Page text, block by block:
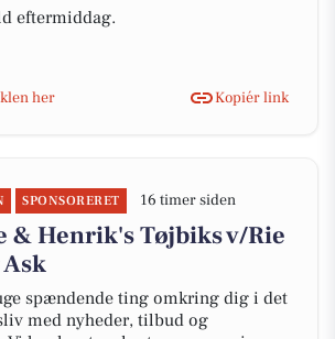
eftermiddag.
her
Kopiér link
SPONSORERET 16 timer siden
& Henrik's Tøjbiks v/Rie
spændende ting omkring dig i det
med nyheder, tilbud og